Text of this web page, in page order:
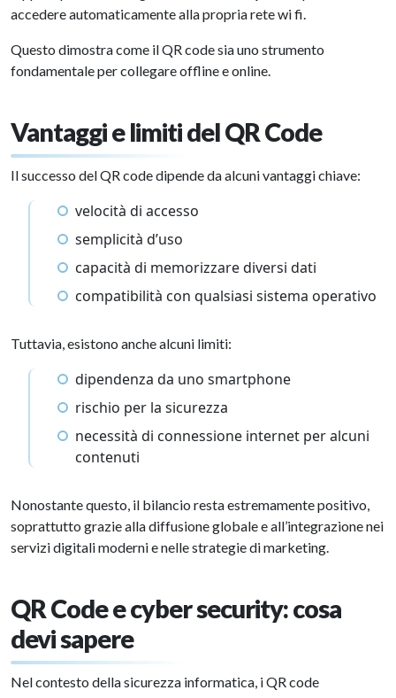
accedere automaticamente alla propria rete wi fi.
Questo dimostra come il QR code sia uno strumento
fondamentale per collegare offline e online.
Vantaggi e limiti del QR Code
Il successo del QR code dipende da alcuni vantaggi chiave:
velocità di accesso
semplicità d’uso
capacità di memorizzare diversi dati
compatibilità con qualsiasi sistema operativo
Tuttavia, esistono anche alcuni limiti:
dipendenza da uno smartphone
rischio per la sicurezza
necessità di connessione internet per alcuni
contenuti
Nonostante questo, il bilancio resta estremamente positivo,
soprattutto grazie alla diffusione globale e all’integrazione nei
servizi digitali moderni e nelle strategie di marketing.
QR Code e cyber security: cosa
devi sapere
Nel contesto della sicurezza informatica, i QR code